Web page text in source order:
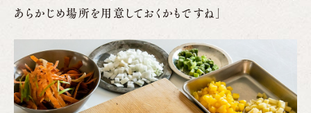
あらかじめ場所を用意しておくかもですね」